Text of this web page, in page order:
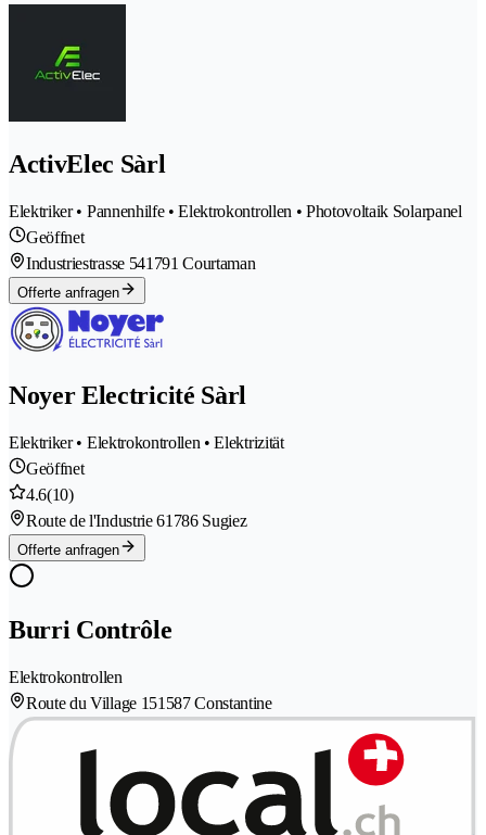
ActivElec Sàrl
Elektriker • Pannenhilfe • Elektrokontrollen • Photovoltaik Solarpanel
Geöffnet
Industriestrasse 541791 Courtaman
Offerte anfragen
Noyer Electricité Sàrl
Elektriker • Elektrokontrollen • Elektrizität
Geöffnet
4.6(10)
Route de l'Industrie 61786 Sugiez
Offerte anfragen
Burri Contrôle
Elektrokontrollen
Route du Village 151587 Constantine